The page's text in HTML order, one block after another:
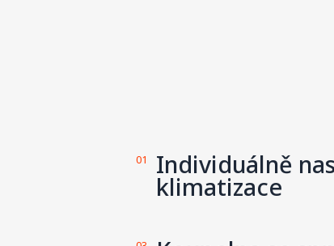
01 Individuálně
klimatizace